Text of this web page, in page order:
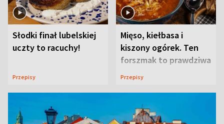
Słodki finał lubelskiej
uczty to racuchy!
Przepisy
Mięso, kiełbasa i
kiszony ogórek. Ten
forszmak to prawdziwa
uczta
Przepisy